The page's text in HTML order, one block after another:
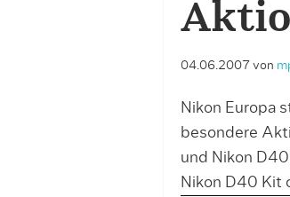
04.06.2007 von
Nikon Europa
besondere
und Nikon
Nikon D40 Kit